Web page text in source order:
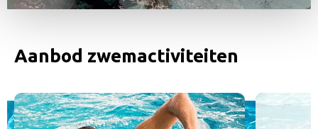
Aanbod zwemactiviteiten